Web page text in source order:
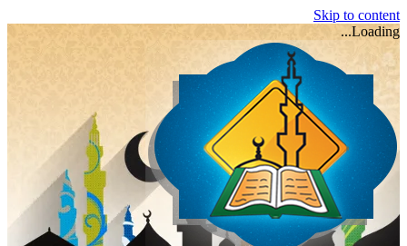
Skip to content
Loading...